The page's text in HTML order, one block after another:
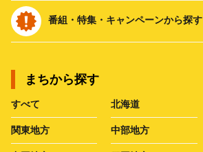
番組・特集・キャンペーンから探す
まちから探す
すべて 北海道
関東地方 中部地方